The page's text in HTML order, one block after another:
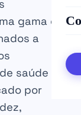
gama de
a
saúde
por